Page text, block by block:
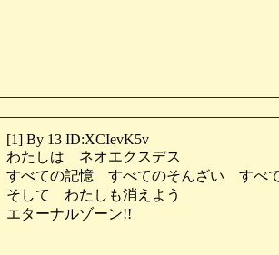
[1] By 13 ID:XCIevK5v
わたしは ネオエクスデス
すべての記憶 すべてのそんざい すべ
そして わたしも消えよう
エターナルゾーン!!